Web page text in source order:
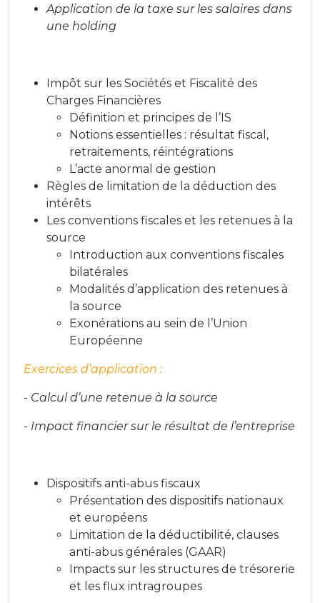
Application de la taxe sur les salaires dans
une holding
Impôt sur les Sociétés et Fiscalité des
Charges Financières
Définition et principes de l’IS
Notions essentielles : résultat fiscal,
retraitements, réintégrations
L’acte anormal de gestion
Règles de limitation de la déduction des
intérêts
Les conventions fiscales et les retenues à la
source
Introduction aux conventions fiscales
bilatérales
Modalités d’application des retenues à
la source
Exonérations au sein de l’Union
Européenne
Exercices d’application :
- Calcul d’une retenue à la source
- Impact financier sur le résultat de l’entreprise
Dispositifs anti-abus fiscaux
Présentation des dispositifs nationaux
et européens
Limitation de la déductibilité, clauses
anti-abus générales (GAAR)
Impacts sur les structures de trésorerie
et les flux intragroupes